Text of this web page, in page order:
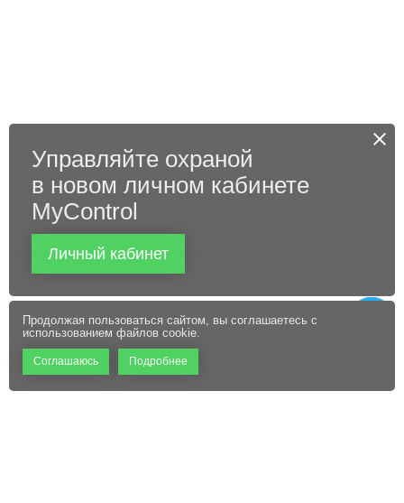
Управляйте охраной
в новом личном кабинете
MyControl
Личный кабинет
Продолжая пользоваться сайтом, вы соглашаетесь с
использованием файлов cookie.
Соглашаюсь Подробнее